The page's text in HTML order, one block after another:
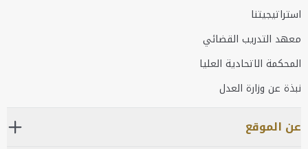
استراتيجيتنا
معهد التدريب القضائي
المحكمة الاتحادية العليا
نبذة عن وزارة العدل
عن الموقع